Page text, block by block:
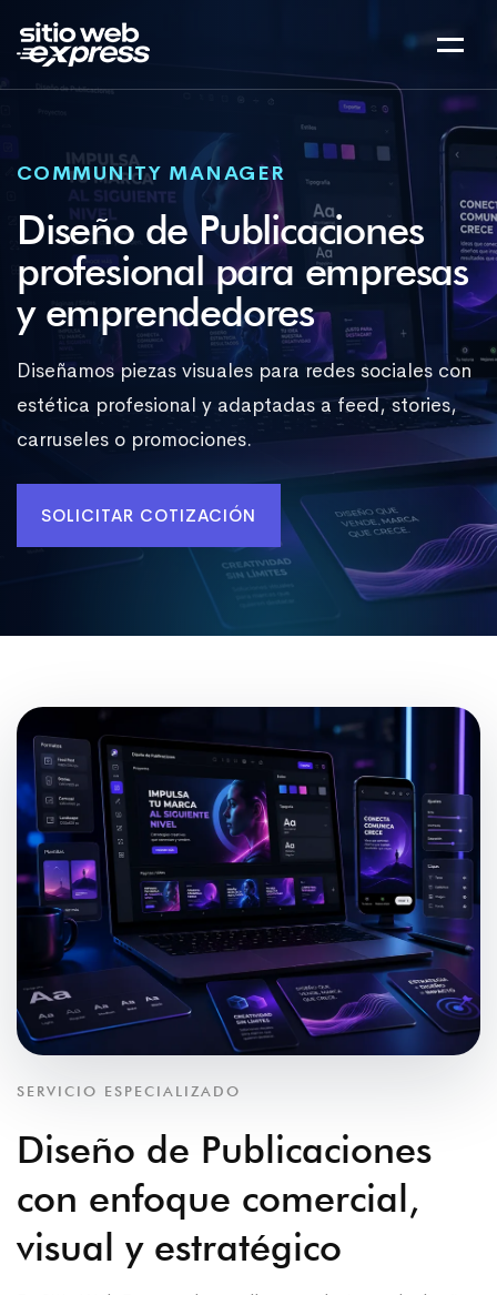
COMMUNITY MANAGER
Diseño de Publicaciones
profesional para empresas
y emprendedores
Diseñamos piezas visuales para redes sociales con
estética profesional y adaptadas a feed, stories,
carruseles o promociones.
SOLICITAR COTIZACIÓN
SERVICIO ESPECIALIZADO
Diseño de Publicaciones
con enfoque comercial,
visual y estratégico